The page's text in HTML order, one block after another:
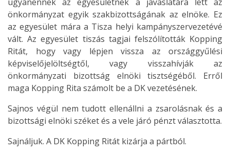
önkormányzat egyik szakbizottságának az elnöke. Ez
az egyesület mára a Tisza helyi kampányszervezetévé
vált. Az egyesület tiszás tagjai felszólították Kopping
Ritát, hogy vagy lépjen vissza az országgyűlési
képviselőjelöltségtől, vagy visszahívják az
önkormányzati bizottság elnöki tisztségéből. Erről
maga Kopping Rita számolt be a DK vezetésének.
Sajnos végül nem tudott ellenállni a zsarolásnak és a
bizottsági elnöki széket és a vele járó pénzt választotta.
Sajnáljuk. A DK Kopping Ritát kizárja a pártból.